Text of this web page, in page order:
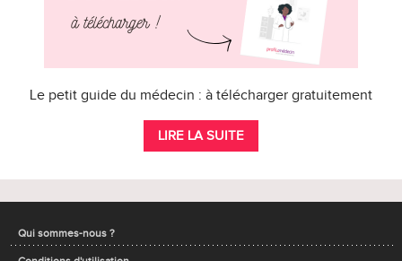
Le petit guide du médecin : à télécharger gratuitement
LIRE LA SUITE
Qui sommes-nous ?